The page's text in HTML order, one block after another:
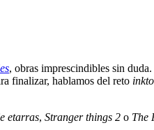
, obras imprescindibles sin
finalizar, hablamos del reto
etarras, Stranger things 2 o The